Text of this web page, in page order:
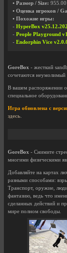
• Размер / Size:
• Оценка игроков /
• Похожие игры:
- HyperBox
- People Playground
- Endorphin Vice
GoreBox - жесткий
сочетаются неумолимый
В вашем распоряжении
специальное
Игра обновлена с
здесь.
GoreBox - Снимите
многими физическими
Добавляйте на картах
разными способами:
Транспорт, оружие,
фантазию, ведь что
сделанных действий и
мире полном свободы.